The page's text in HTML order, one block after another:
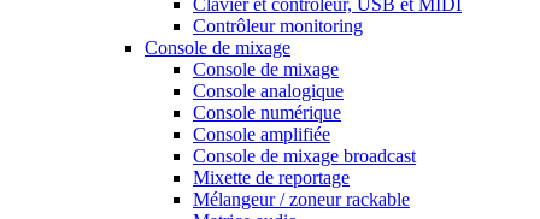
Clavier et contrôleur, USB et MIDI
Contrôleur monitoring
Console de mixage
Console de mixage
Console analogique
Console numérique
Console amplifiée
Console de mixage broadcast
Mixette de reportage
Mélangeur / zoneur rackable